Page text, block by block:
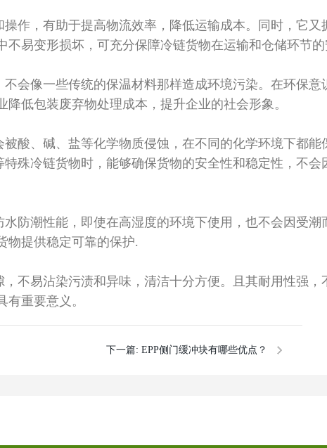
作，有助于提高物流效率，降低运输成本。同时，它又
易变形损坏，可充分保障冷链货物在运输和仓储环节
不会像一些传统的保温材料那样造成环境污染。在环保意
低包装废弃物处理成本，提升企业的社会形象。
酸、碱、盐等化学物质侵蚀，在不同的化学环境下都能
殊冷链货物时，能够确保货物的安全性和稳定性，不会
防潮性能，即使在高湿度的环境下使用，也不会因受潮
物提供稳定可靠的保护.
不易沾染污渍和异味，清洁十分方便。且其耐用性强，
重要意义。
下一篇: EPP侧门缓冲块有哪些优点？